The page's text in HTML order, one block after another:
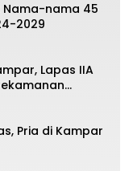
Nama-nama 45
Lapas IIA
Pria di Kampar